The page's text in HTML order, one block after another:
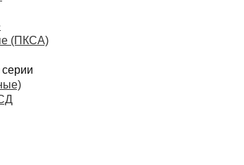
(ПКСА)